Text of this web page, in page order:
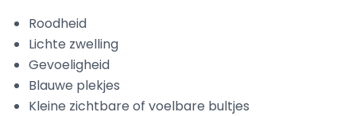
Roodheid
Lichte zwelling
Gevoeligheid
Blauwe plekjes
Kleine zichtbare of voelbare bultjes